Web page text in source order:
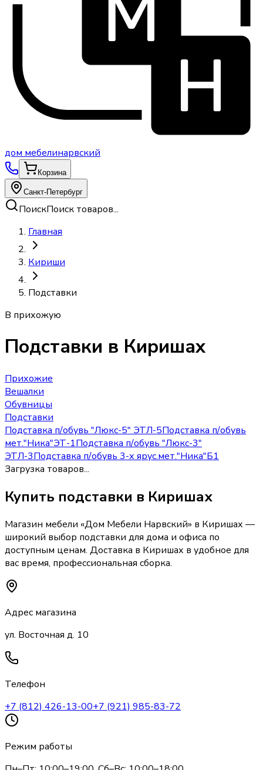
дом мебелинарвский
Корзина
Санкт-Петербург
ПоискПоиск товаров...
Главная
Кириши
Подставки
В прихожую
Подставки в Киришах
Прихожие
Вешалки
Обувницы
Подставки
Подставка п/обувь "Люкс-5" ЭТЛ-5Подставка п/обувь
мет."Ника"ЭТ-1Подставка п/обувь "Люкс-3"
ЭТЛ-3Подставка п/обувь 3-х ярус.мет."Ника"Б1
Загрузка товаров...
Купить подставки в Киришах
Магазин мебели «Дом Мебели Нарвский» в Киришах —
широкий выбор подставки для дома и офиса по
доступным ценам. Доставка в Киришах в удобное для
вас время, профессиональная сборка.
Адрес магазина
ул. Восточная д. 10
Телефон
+7 (812) 426-13-00+7 (921) 985-83-72
Режим работы